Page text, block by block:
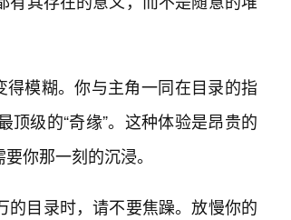
得模糊。你与主角一同在目录的指
级的“奇缘”。这种体验是昂贵的
你那一刻的沉浸。
目录时，请不要焦躁。放慢你的